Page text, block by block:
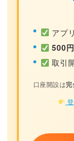
アプ
500円
取引
口座開設は